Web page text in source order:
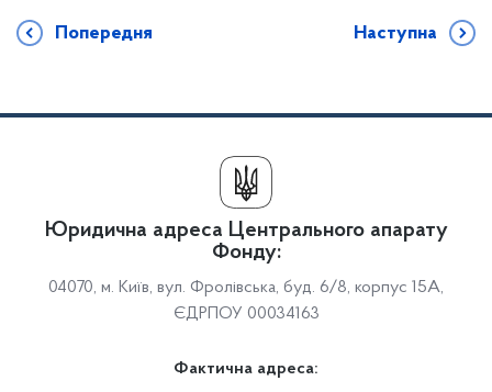
Попередня Наступна
Юридична адреса Центрального апарату
Фонду:
04070, м. Київ, вул. Фролівська, буд. 6/8, корпус 15А,
ЄДРПОУ 00034163
Фактична адреса: